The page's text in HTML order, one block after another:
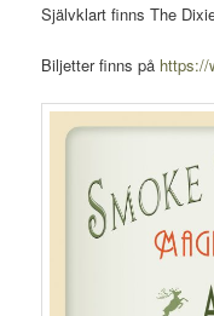
Självklart finns The
Biljetter finns på https://